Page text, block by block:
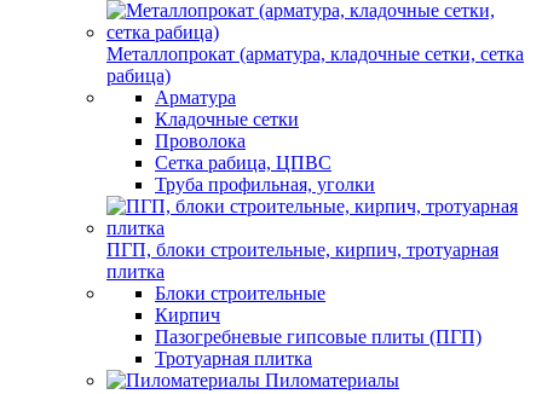
Металлопрокат (арматура, кладочные сетки, сетка
рабица)
Арматура
Кладочные сетки
Проволока
Сетка рабица, ЦПВС
Труба профильная, уголки
ПГП, блоки строительные, кирпич, тротуарная
плитка
Блоки строительные
Кирпич
Пазогребневые гипсовые плиты (ПГП)
Тротуарная плитка
Пиломатериалы